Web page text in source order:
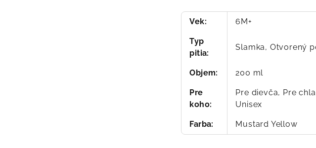
Vek: 6M+
Typ
pitia:
Slamka, Otvorený
Objem: 200 ml
Pre
koho:
Pre dievča, Pre
Unisex
Farba: Mustard Yellow